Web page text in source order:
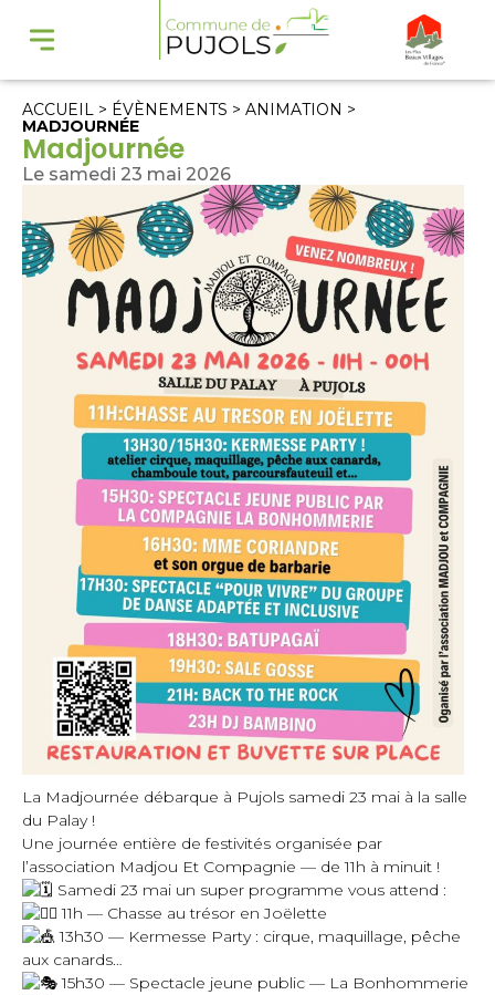
ACCUEIL > ÉVÈNEMENTS > ANIMATION >
MADJOURNÉE
Madjournée
Le samedi 23 mai 2026
La Madjournée débarque à Pujols samedi 23 mai à la salle
du Palay !
Une journée entière de festivités organisée par
l’association Madjou Et Compagnie — de 11h à minuit !
Samedi 23 mai un super programme vous attend :
11h — Chasse au trésor en Joëlette
13h30 — Kermesse Party : cirque, maquillage, pêche
aux canards…
15h30 — Spectacle jeune public — La Bonhommerie